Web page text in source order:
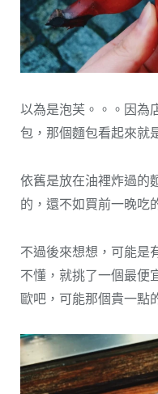
以為是泡芙。。。因為
包，那個麵包看起來就
依舊是放在油裡炸過的
的，還不如買前一晚吃
不過後來想想，可能是
不懂，就挑了一個最便
歐吧，可能那個貴一點